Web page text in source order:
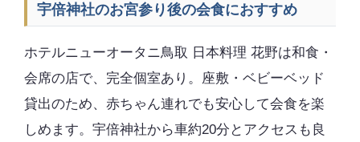
宇倍神社のお宮参り後の会食におすすめ
ホテルニューオータニ鳥取 日本料理 花野は和食・
会席の店で、完全個室あり。座敷・ベビーベッド
貸出のため、赤ちゃん連れでも安心して会食を楽
しめます。宇倍神社から車約20分とアクセスも良